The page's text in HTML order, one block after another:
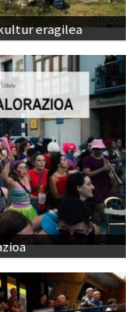
eragilea